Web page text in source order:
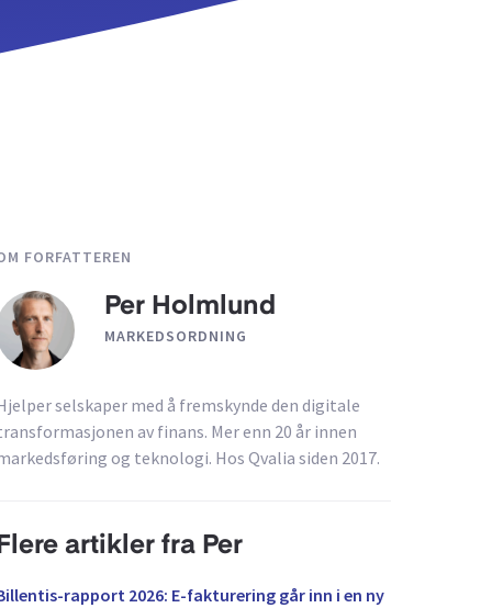
FORFATTEREN
Per Holmlund
MARKEDSORDNING
selskaper med å fremskynde den digitale
av finans. Mer enn 20 år innen
og teknologi. Hos Qvalia siden 2017.
artikler fra Per
rapport 2026: E-fakturering går inn i en ny